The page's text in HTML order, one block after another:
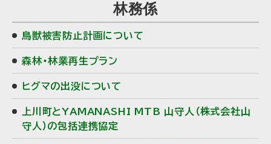
メ
ニ
林務係
鳥獣被害防止計画について
森林・林業再生プラン
ヒグマの出没について
上川町とYAMANASHI MTB 山守人（株式会社山
守人）の包括連携協定